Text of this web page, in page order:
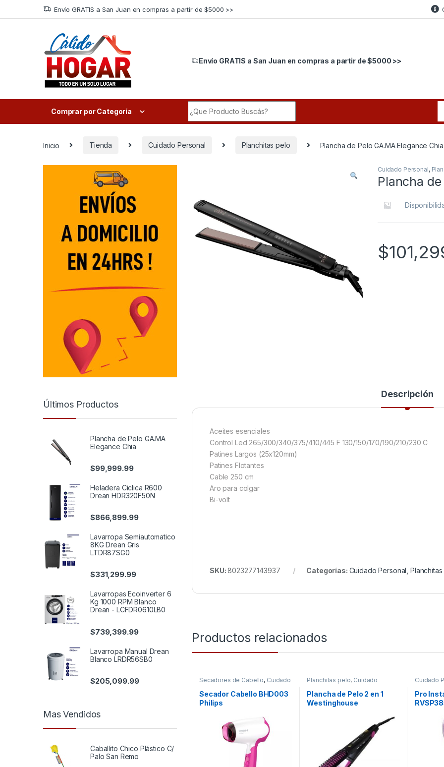
Skip to navigation
Skip to content Envío GRATIS a San Juan en compras a partir de $5000 >>
Envío GRATIS a San Juan en compras a partir de $5000 >>
Comprar por Categoría
Inicio Tienda Cuidado Personal Planchitas pelo Plancha de Pelo GA.MA Elegance
Cuidado Personal,
Plancha
$
Descripción
Aceites esenciales
Control Led 265/300/340/375/410/445 F 130/150/170/190/210/230 C
Patines Largos (25x120mm)
Patines Flotantes
Cable 250 cm
Aro para colgar
Bi-volt
SKU:8023277143937 Categorías: Cuidado Personal ,
Productos relacionados
Secadores de Cabello, Cuidado
Secador Cabello BHD003
Philips
Planchitas pelo, Cuidado
Plancha de Pelo 2 en 1
Westinghouse
Cuidado
Pro
Últimos Productos
Plancha de Pelo GA.MA
Elegance Chia
$99,999.99
Heladera Ciclica R600
Drean HDR320F50N
$866,899.99
Lavarropa Semiautomatico
8KG Drean Gris
LTDR87SG0
$331,299.99
Lavarropas Ecoinverter 6
Kg 1000 RPM Blanco
Drean - LCFDR0610LB0
$739,399.99
Lavarropa Manual Drean
Blanco LRDR56SB0
$205,099.99
Mas Vendidos
Caballito Chico Plástico C/
Palo San Remo